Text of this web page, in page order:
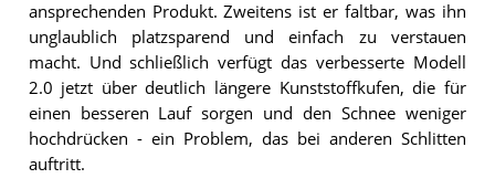
ansprechenden Produkt. Zweitens ist er faltbar, was ihn
unglaublich platzsparend und einfach zu verstauen
macht. Und schließlich verfügt das verbesserte Modell
2.0 jetzt über deutlich längere Kunststoffkufen, die für
einen besseren Lauf sorgen und den Schnee weniger
hochdrücken - ein Problem, das bei anderen Schlitten
auftritt.